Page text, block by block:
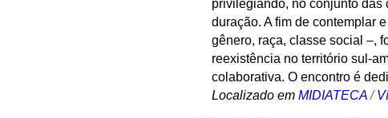
privilegiando, no conjunto das
duração. A fim de contemplar
gênero, raça, classe social –,
reexistência no território sul-
colaborativa. O encontro é
Localizado em MIDIATECA /